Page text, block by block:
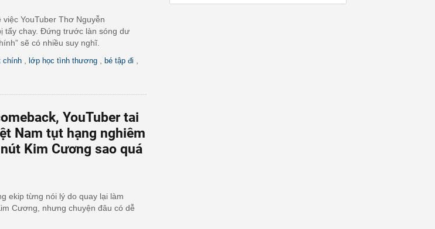
YouTuber Thơ Nguyễn
tẩy chay. Đứng trước làn sóng dư
sẽ có nhiều suy nghĩ.
chính lớp học tình thương bé tập đi
YouTuber tai
Nam tụt hạng nghiêm
Kim Cương sao quá
ekip từng nói lý do quay lại làm
Cương, nhưng chuyện đâu có dễ